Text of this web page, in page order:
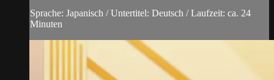
Sprache: Japanisch / Untertitel: Deutsch / Laufzeit: ca. 24
Minuten